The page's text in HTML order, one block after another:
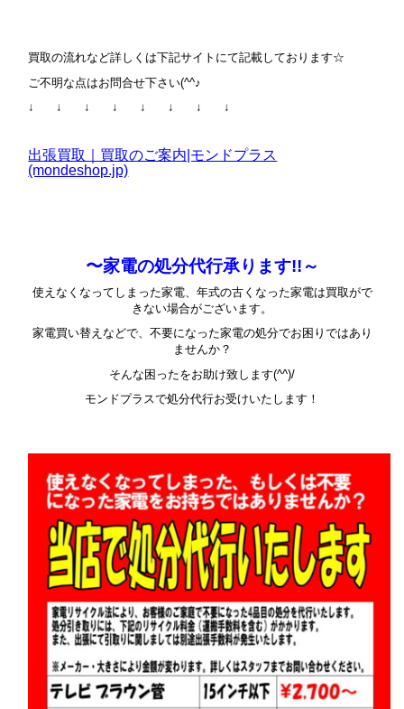
買取の流れなど詳しくは下記サイトにて記載しております☆
ご不明な点はお問合せ下さい(^^♪
↓ ↓ ↓ ↓ ↓ ↓ ↓ ↓
出張買取｜買取のご案内|モンドプラス
(mondeshop.jp)
〜家電の処分代行承ります!!～
使えなくなってしまった家電、年式の古くなった家電は買取がで
きない場合がございます。
家電買い替えなどで、不要になった家電の処分でお困りではあり
ませんか？
そんな困ったをお助け致します(^^)/
モンドプラスで処分代行お受けいたします！